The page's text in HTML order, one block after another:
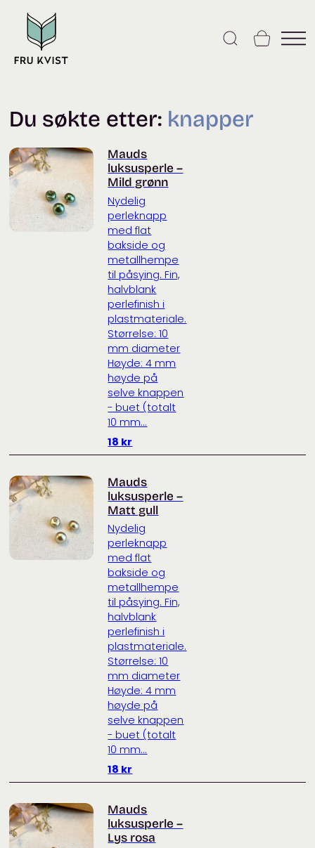
content
Du søkte etter: knapper
Mauds
luksusperle –
Mild grønn
Nydelig
perleknapp
med flat
bakside og
metallhempe
til påsying. Fin,
halvblank
perlefinish i
plastmateriale.
Størrelse: 10
mm diameter
Høyde: 4 mm
høyde på
selve knappen
- buet (totalt
10 mm...
18 kr
Mauds
luksusperle –
Matt gull
Nydelig
perleknapp
med flat
bakside og
metallhempe
til påsying. Fin,
halvblank
perlefinish i
plastmateriale.
Størrelse: 10
mm diameter
Høyde: 4 mm
høyde på
selve knappen
- buet (totalt
10 mm...
18 kr
Mauds
luksusperle –
Lys rosa